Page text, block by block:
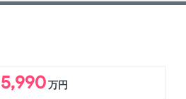
5,990万円